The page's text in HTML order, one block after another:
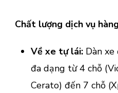
Chất lượng dịch vụ
Về xe tự lái:Dàn xe
đa dạng từ 4 chỗ
Cerato) đến 7 chỗ